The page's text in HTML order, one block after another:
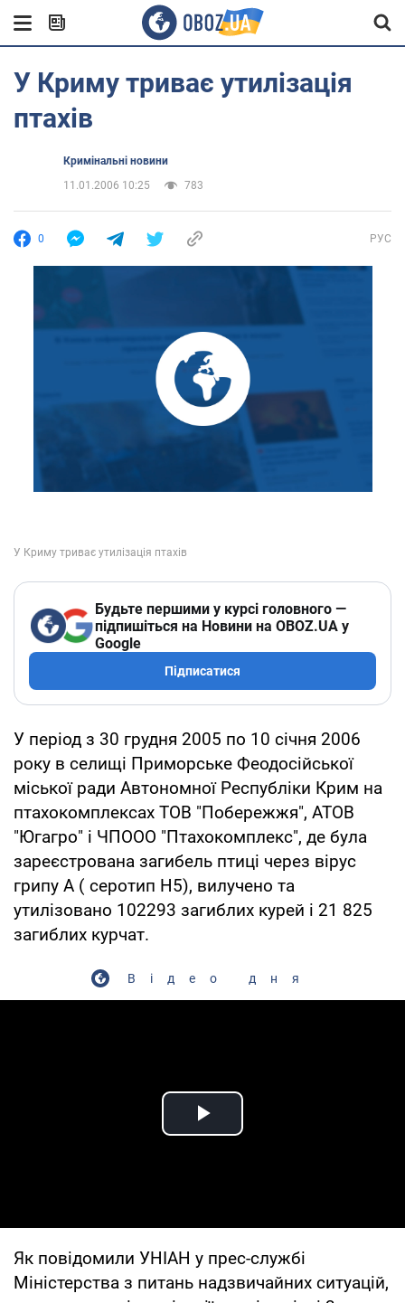
У Криму триває утилізація
птахів
Кримінальні новини
11.01.2006 10:25
783
0 РУС
Будьте першими у курсі головного —
підпишіться на Новини на OBOZ.UA у
Google
Підписатися
У період з 30 грудня 2005 по 10 січня 2006
року в селищі Приморське Феодосійської
міської ради Автономної Республіки Крим на
птахокомплексах ТОВ "Побережжя", АТОВ
"Югагро" і ЧПООО "Птахокомплекс", де була
зареєстрована загибель птиці через вірус
грипу А ( серотип Н5), вилучено та
утилізовано 102293 загиблих курей і 21 825
загиблих курчат.
Відео дня
Play Video
Як повідомили УНІАН у прес-службі
Міністерства з питань надзвичайних ситуацій,